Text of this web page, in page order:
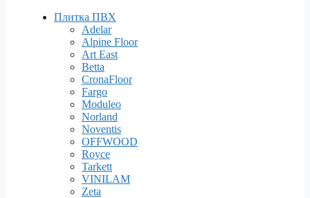
Плитка ПВХ
Adelar
Alpine Floor
Art East
Betta
CronaFloor
Fargo
Moduleo
Norland
Noventis
OFFWOOD
Royce
Tarkett
VINILAM
Zeta